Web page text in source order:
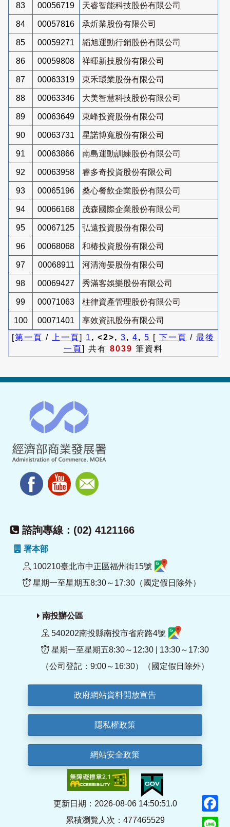
83 00056719 天睿智能科技股份有限公司
84 00057816 承炘業股份有限公司
85 00059271 韜旭運動行銷股份有限公司
86 00059808 祥暉新技股份有限公司
87 00063319 東禾環業股份有限公司
88 00063346 大美智慧科技股份有限公司
89 00063649 東峰投資股份有限公司
90 00063731 星諾博寬股份有限公司
91 00063866 南島運動訓練股份有限公司
92 00063958 睿多奇投資股份有限公司
93 00065196 桑心餐飲企業股份有限公司
94 00066168 茂森國際企業股份有限公司
95 00067125 弘遠投資股份有限公司
96 00068068 和椿投資股份有限公司
97 00068911 河清海晏股份有限公司
98 00069427 秀滿客娛樂股份有限公司
99 00071063 柱律資產管理股份有限公司
100 00071401
享效資訊股份有限公司
[第一頁 / 上一頁] 1 , <2>, 3, 4, 5 [ 下一頁 / 最後
一頁] 共有 8039 筆資料
諮詢專線：(02) 4121166
署本部
100210臺北市中正區福州街15號
星期一至星期五8:30～17:30（國定假日除外）
南投辦公區
540202南投縣南投市省府路4號
星期一至星期五8:30～12:30 | 13:30～17:30
（公司登記：9:00～16:30）（國定假日除外）
政府網站資料開放宣告
隱私權政策
網站安全政策
更新日期：2026-08-06 14:50:51.0
累積瀏覽人次：477465529